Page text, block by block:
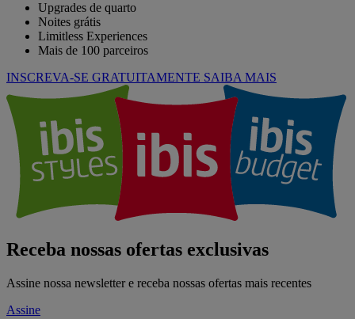
Upgrades de quarto
Noites grátis
Limitless Experiences
Mais de 100 parceiros
INSCREVA-SE GRATUITAMENTE SAIBA MAIS
Receba nossas ofertas exclusivas
Assine nossa newsletter e receba nossas ofertas mais recentes
Assine